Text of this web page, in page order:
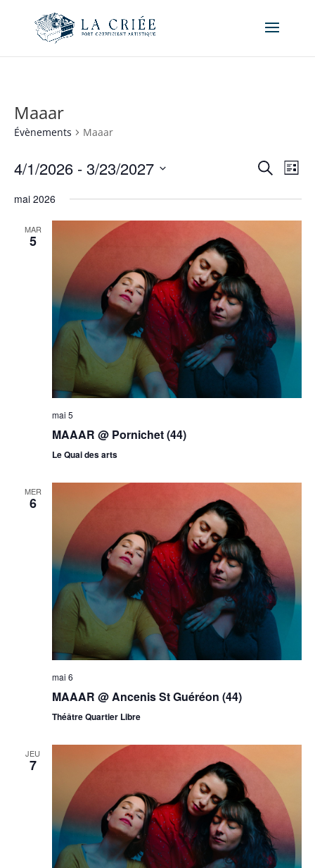
Maaar
Évènements Maaar
de
vues
Recherche
de
Liste
4/1/2026 - 3/23/2027
une
mai 2026
MAR
5
mai 5
MAAAR @ Pornichet (44)
Le Quai des arts
MER
6
mai 6
MAAAR @ Ancenis St Guéréon (44)
Théâtre Quartier Libre
JEU
7